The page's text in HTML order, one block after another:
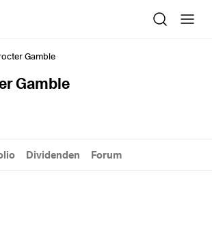
Gamble
Gamble
Dividenden Forum